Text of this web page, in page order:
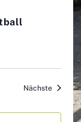
Nächste